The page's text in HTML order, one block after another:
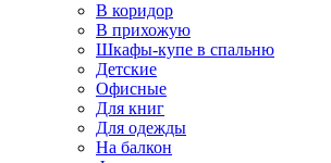
В коридор
В прихожую
Шкафы-купе в спальню
Детские
Офисные
Для книг
Для одежды
На балкон